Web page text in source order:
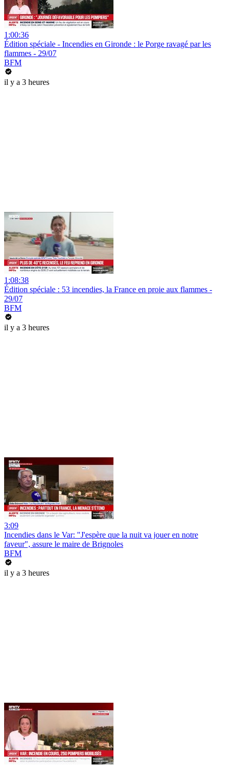
1:00:36
Édition spéciale - Incendies en Gironde : le Porge ravagé par les
flammes - 29/07
BFM
il y a 3 heures
1:08:38
Édition spéciale : 53 incendies, la France en proie aux flammes -
29/07
BFM
il y a 3 heures
3:09
Incendies dans le Var: "J'espère que la nuit va jouer en notre
faveur", assure le maire de Brignoles
BFM
il y a 3 heures